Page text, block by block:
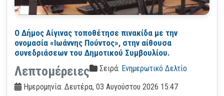
Ο Δήμος Αίγινας τοποθέτησε πινακίδα με την
ονομασία «Ιωάννης Πούντος», στην αίθουσα
συνεδριάσεων του Δημοτικού Συμβουλίου.
Λεπτομέρειες Σειρά: Ενημερωτικό Δελτίο
Ημερομηνία: Δευτέρα, 03 Αυγούστου 2026 15:47